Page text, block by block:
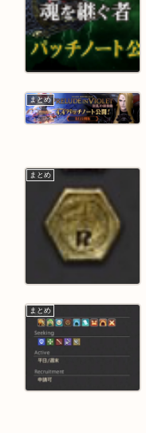
まとめ
まとめ
まとめ